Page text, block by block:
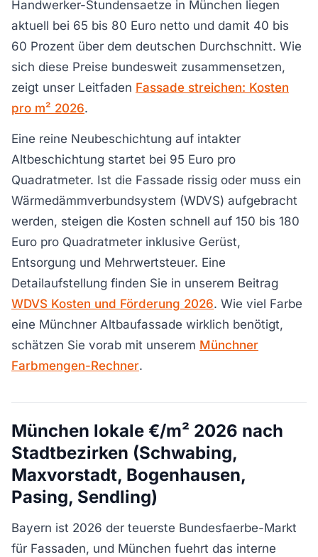
Handwerker-Stundensaetze in München liegen
aktuell bei 65 bis 80 Euro netto und damit 40 bis
60 Prozent über dem deutschen Durchschnitt. Wie
sich diese Preise bundesweit zusammensetzen,
zeigt unser Leitfaden Fassade streichen: Kosten
pro m² 2026.
Eine reine Neubeschichtung auf intakter
Altbeschichtung startet bei 95 Euro pro
Quadratmeter. Ist die Fassade rissig oder muss ein
Wärmedämmverbundsystem (WDVS) aufgebracht
werden, steigen die Kosten schnell auf 150 bis 180
Euro pro Quadratmeter inklusive Gerüst,
Entsorgung und Mehrwertsteuer. Eine
Detailaufstellung finden Sie in unserem Beitrag
WDVS Kosten und Förderung 2026. Wie viel Farbe
eine Münchner Altbaufassade wirklich benötigt,
schätzen Sie vorab mit unserem Münchner
Farbmengen-Rechner.
München lokale €/m² 2026 nach
Stadtbezirken (Schwabing,
Maxvorstadt, Bogenhausen,
Pasing, Sendling)
Bayern ist 2026 der teuerste Bundesfaerbe-Markt
für Fassaden, und München fuehrt das interne